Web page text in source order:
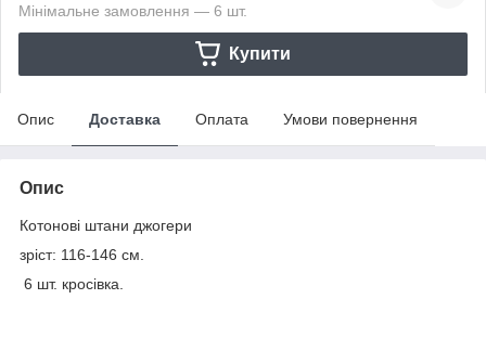
Мінімальне замовлення — 6 шт.
Купити
Опис Доставка Оплата Умови повернення
Опис
Котонові штани джогери
зріст: 116-146 см.
6 шт. кросівка.